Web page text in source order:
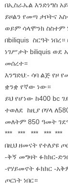
በኢስራኤል እንድነግስ
ይዞልን የመጣ ታቦትና
ወይም ሳላሞንክ ስስተም
በbiliquis ስርዓት
ነገሥታት biliquis ወደ
መሰረተ።
እንግድህ:- ሳባ ልጅ የዞ
ቋንቋ የኛው ነው።
ይህ የሆነው ከ400 bc
ተወለደ ከዚያ ቦሃላ
መለትም 850 ዓመት
*** *** *** *** ***
በዚህ ዘመናት የተለያዩ
-ቅኝ መግዛት ፉክክር-
-የሃይመኖት ፉክክር -
ጦርነት ነበር።